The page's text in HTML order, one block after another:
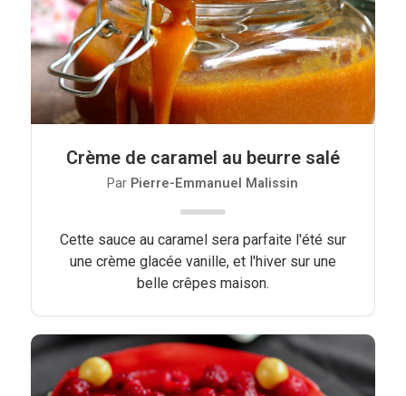
Crème de caramel au beurre salé
Par Pierre-Emmanuel Malissin
Cette sauce au caramel sera parfaite l'été sur
une crème glacée vanille, et l'hiver sur une
belle crêpes maison.